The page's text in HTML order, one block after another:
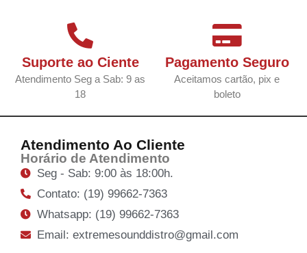
Suporte ao Ciente
Atendimento Seg a Sab: 9 as
18
Pagamento Seguro
Aceitamos cartão, pix e
boleto
Atendimento Ao Cliente
Horário de Atendimento
Seg - Sab: 9:00 às 18:00h.
Contato: (19) 99662-7363
Whatsapp: (19) 99662-7363
Email: extremesounddistro@gmail.com